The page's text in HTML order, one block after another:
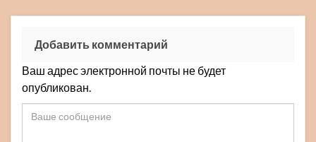
Добавить комментарий
Ваш адрес электронной почты не будет
опубликован.